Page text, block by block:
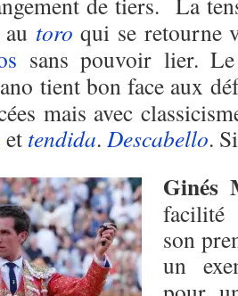
toro qui se
sans pouvoir lier.
tient bon face aux
mais avec
et tendida. Descabello.
Ginés
facilité
son
un